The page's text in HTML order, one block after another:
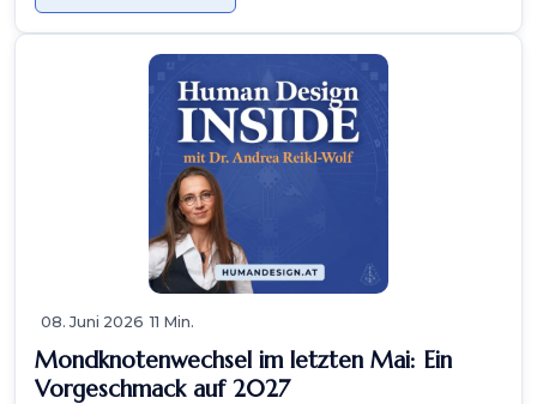
08. Juni 2026 11 Min.
Mondknotenwechsel im letzten Mai: Ein
Vorgeschmack auf 2027